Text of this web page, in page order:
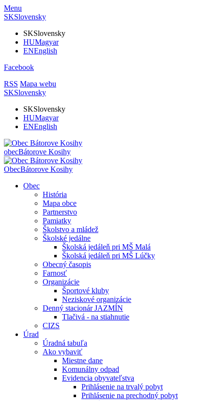
Menu
SKSlovensky
SKSlovensky
HUMagyar
ENEnglish
Facebook
RSS Mapa webu
SKSlovensky
SKSlovensky
HUMagyar
ENEnglish
obecBátorove Kosihy
ObecBátorove Kosihy
Obec
História
Mapa obce
Partnerstvo
Pamiatky
Školstvo a mládež
Školské jedálne
Školská jedáleň pri MŠ Malá
Školská jedáleň pri MŠ Lúčky
Obecný časopis
Farnosť
Organizácie
Športové kluby
Neziskové organizácie
Denný stacionár JAZMÍN
Tlačivá - na stiahnutie
CIZS
Úrad
Úradná tabuľa
Ako vybaviť
Miestne dane
Komunálny odpad
Evidencia obyvateľstva
Prihlásenie na trvalý pobyt
Prihlásenie na prechodný pobyt